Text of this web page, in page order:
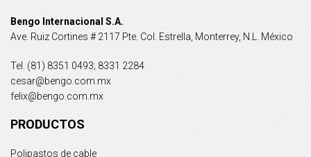
Bengo Internacional S.A.
Ave. Ruiz Cortines # 2117 Pte. Col. Estrella, Monterrey, N.L. México
Tel. (81) 8351 0493; 8331 2284
cesar@bengo.com.mx
felix@bengo.com.mx
PRODUCTOS
Polipastos de cable